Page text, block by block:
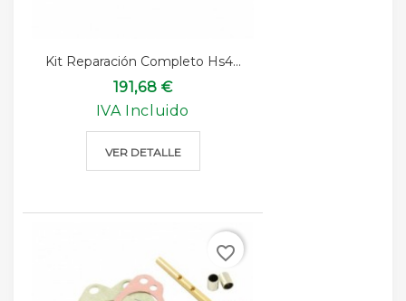
Kit Reparación Completo Hs4...
191,68 €
IVA Incluido
VER DETALLE
favorite_border